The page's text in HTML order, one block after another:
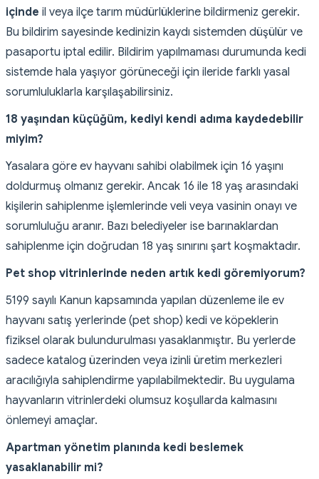
içinde il veya ilçe tarım müdürlüklerine bildirmeniz gerekir.
Bu bildirim sayesinde kedinizin kaydı sistemden düşülür ve
pasaportu iptal edilir. Bildirim yapılmaması durumunda kedi
sistemde hala yaşıyor görüneceği için ileride farklı yasal
sorumluluklarla karşılaşabilirsiniz.
18 yaşından küçüğüm, kediyi kendi adıma kaydedebilir
miyim?
Yasalara göre ev hayvanı sahibi olabilmek için 16 yaşını
doldurmuş olmanız gerekir. Ancak 16 ile 18 yaş arasındaki
kişilerin sahiplenme işlemlerinde veli veya vasinin onayı ve
sorumluluğu aranır. Bazı belediyeler ise barınaklardan
sahiplenme için doğrudan 18 yaş sınırını şart koşmaktadır.
Pet shop vitrinlerinde neden artık kedi göremiyorum?
5199 sayılı Kanun kapsamında yapılan düzenleme ile ev
hayvanı satış yerlerinde (pet shop) kedi ve köpeklerin
fiziksel olarak bulundurulması yasaklanmıştır. Bu yerlerde
sadece katalog üzerinden veya izinli üretim merkezleri
aracılığıyla sahiplendirme yapılabilmektedir. Bu uygulama
hayvanların vitrinlerdeki olumsuz koşullarda kalmasını
önlemeyi amaçlar.
Apartman yönetim planında kedi beslemek
yasaklanabilir mi?